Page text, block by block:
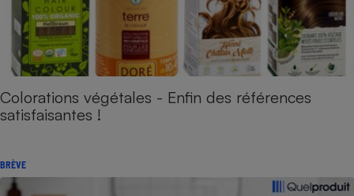
Colorations végétales - Enfin des références
satisfaisantes !
BRÈVE